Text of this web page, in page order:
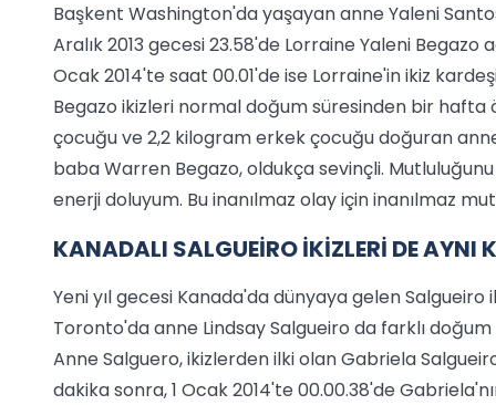
Başkent Washington'da yaşayan anne Yaleni
Aralık 2013 gecesi 23.58'de Lorraine Yaleni
Ocak 2014'te saat 00.01'de ise Lorraine'in ikiz
Begazo ikizleri normal doğum süresinden bir
çocuğu ve 2,2 kilogram erkek çocuğu doğuran
baba Warren Begazo, oldukça sevinçli.
enerji doluyum. Bu inanılmaz olay için inanılmaz
KANADALI SALGUEİRO İKİZLERİ DE AYNI
Yeni yıl gecesi Kanada'da dünyaya gelen
Toronto'da anne Lindsay Salgueiro da farklı
Anne Salguero, ikizlerden ilki olan Gabriela
dakika sonra, 1 Ocak 2014'te 00.00.38'de